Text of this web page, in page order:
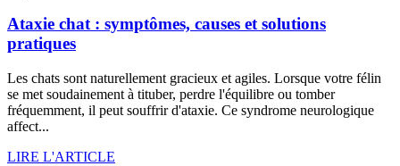
Ataxie chat : symptômes, causes et solutions
pratiques
Les chats sont naturellement gracieux et agiles. Lorsque votre félin
se met soudainement à tituber, perdre l'équilibre ou tomber
fréquemment, il peut souffrir d'ataxie. Ce syndrome neurologique
affect...
LIRE L'ARTICLE